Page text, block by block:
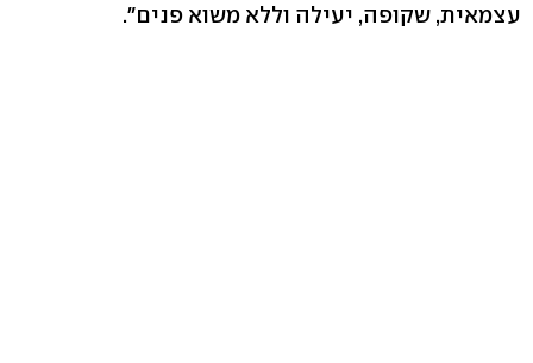
עצמאית, שקופה, יעילה וללא משוא פנים".